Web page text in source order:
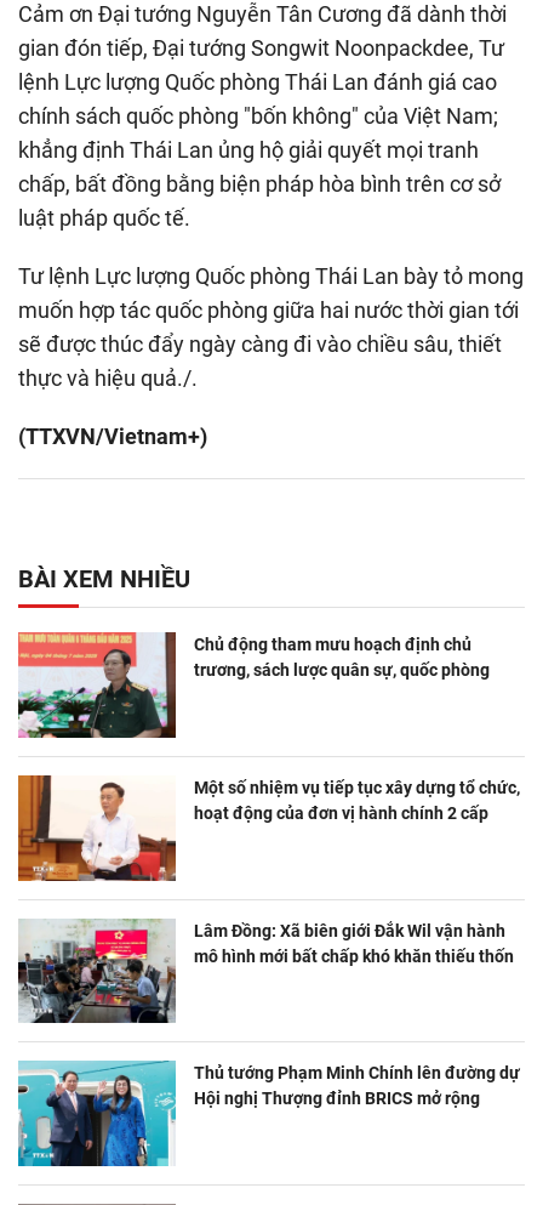
Cảm ơn Đại tướng Nguyễn Tân Cương đã dành thời
gian đón tiếp, Đại tướng Songwit Noonpackdee, Tư
lệnh Lực lượng Quốc phòng Thái Lan đánh giá cao
chính sách quốc phòng "bốn không" của Việt Nam;
khẳng định Thái Lan ủng hộ giải quyết mọi tranh
chấp, bất đồng bằng biện pháp hòa bình trên cơ sở
luật pháp quốc tế.
Tư lệnh Lực lượng Quốc phòng Thái Lan bày tỏ mong
muốn hợp tác quốc phòng giữa hai nước thời gian tới
sẽ được thúc đẩy ngày càng đi vào chiều sâu, thiết
thực và hiệu quả./.
(TTXVN/Vietnam+)
BÀI XEM NHIỀU
Chủ động tham mưu hoạch định chủ
trương, sách lược quân sự, quốc phòng
Một số nhiệm vụ tiếp tục xây dựng tổ chức,
hoạt động của đơn vị hành chính 2 cấp
Lâm Đồng: Xã biên giới Đắk Wil vận hành
mô hình mới bất chấp khó khăn thiếu thốn
Thủ tướng Phạm Minh Chính lên đường dự
Hội nghị Thượng đỉnh BRICS mở rộng